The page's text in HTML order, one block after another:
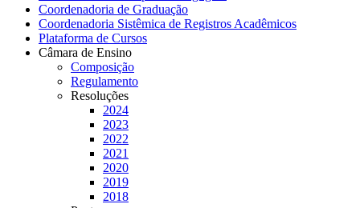
Coordenadoria de Graduação
Coordenadoria Sistêmica de Registros Acadêmicos
Plataforma de Cursos
Câmara de Ensino
Composição
Regulamento
Resoluções
2024
2023
2022
2021
2020
2019
2018